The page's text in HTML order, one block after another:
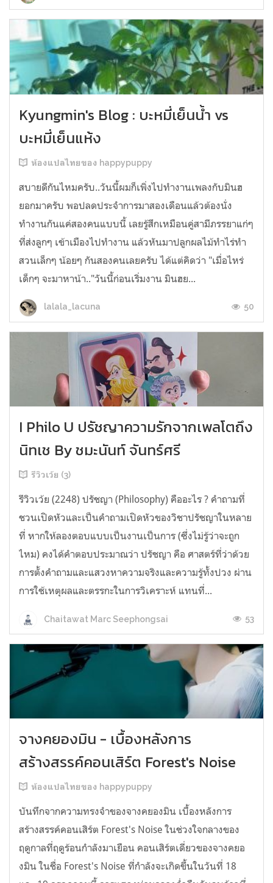
Kyungmin's Blog : บะหมี่เย็นน้ำ vs
บะหมี่เย็นแห้ง
ห้องแปลไทยของ happypuppy
สบายดีกันไหมครับ..วันนี้ผมก็เพิ่งไปทำงานเพลงกับมินฮ
ยอกมาครับ พอปลดประจำการมาสองเดือนแล้วต้องนั่ง
ทำงานกันแค่สองคนแบบนี้ เลยรู้สึกเหมือนคู่สามีภรรยาแก่ๆ
ที่ส่งลูกๆ เข้าเมืองไปทำงาน แล้วหันมาปลูกผลไม้ทำไร่ทำ
สวนเล็กๆ น้อยๆ กันสองคนเลยครับ ได้แต่คิดว่า "เมื่อไหร่
เด็กๆ จะมาหาน้า.."วันนี้ก่อนเริ่มงาน มินฮย...
lalala_lacuna 50
I Philo U ปรัชญาความรักจากเพลโตถึง
นิทเช By ชมะนันท์ จันทร์ศรี
รีวิวเว้ย (3)
รีวิวเว้ย (2248) ปรัชญา (Philosophy) คืออะไร ? คำถามที่
ชวนเปิดหัวและเป็นคำถามเปิดหัวของวิชาปรัชญาในหลาย
ที่ หากให้ลองตอบแบบเป็นงานเป็นการ (ซึ่งไม่รู้ว่าจะถูก
ไหม) คงได้คำตอบประมาณว่า ปรัชญา คือ ศาสตร์ที่ว่าด้วย
การตั้งคำถามและแสวงหาความจริงและความรู้ทั้งปวง ผ่าน
การใช้เหตุผลและตรรกะในการวิเคราะห์ แทนที่...
Chaitawat Marc Seephongsai 53
จางคยองมิน - เบื้องหลังการ
สร้างสรรค์คอนเสิร์ต Forest's Noise
ห้องแปลไทยของ happypuppy
บันทึกจากความทรงจำของจางคยองมิน เบื้องหลังการ
สร้างสรรค์คอนเสิร์ต Forest's Noise ในช่วงใจกลางของ
ฤดูกาลที่ฤดูร้อนกำลังมาเยือน คอนเสิร์ตเดี่ยวของจางคยอ
งมิน ในชื่อ Forest's Noise ที่กำลังจะเกิดขึ้นในวันที่ 18